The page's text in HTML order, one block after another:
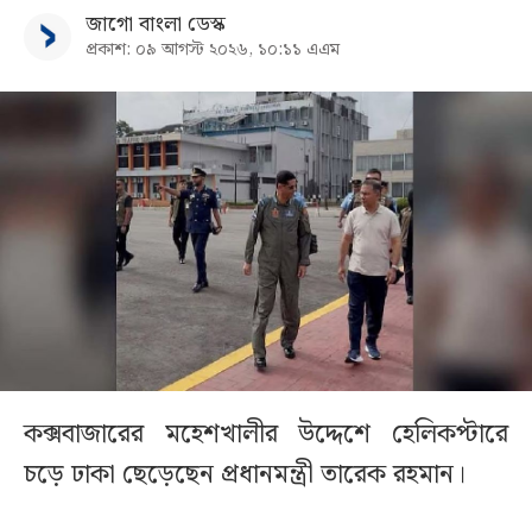
জাগো বাংলা ডেস্ক
প্রকাশ: ০৯ আগস্ট ২০২৬, ১০:১১ এএম
কক্সবাজারের মহেশখালীর উদ্দেশে হেলিকপ্টারে
চড়ে ঢাকা ছেড়েছেন প্রধানমন্ত্রী তারেক রহমান।